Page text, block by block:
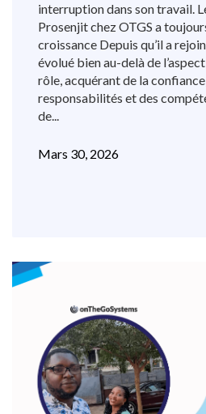
interruption dans son travail.
Prosenjit chez OTGS a
croissance Depuis qu’il a
évolué bien au-delà de
rôle, acquérant de la
responsabilités et des
de...
Mars 30, 2026